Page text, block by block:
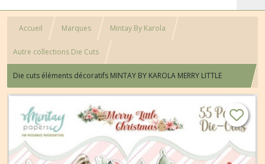
Accueil Marques Mintay By Karola
Autre collections Die Cuts
Die cuts éléments décoratifs MINTAY BY KAROLA MERRY LITTLE
CHRISTMAS